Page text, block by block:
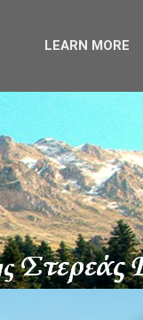
LEARN MORE